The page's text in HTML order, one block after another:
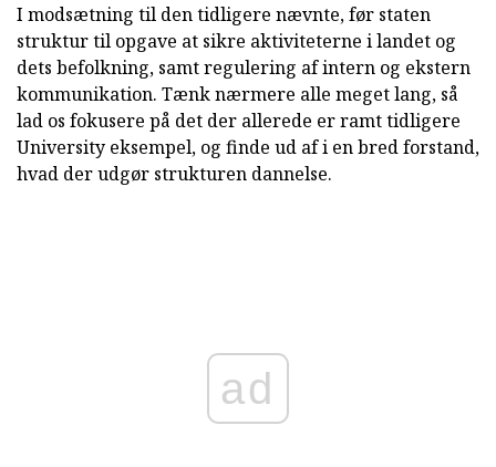
I modsætning til den tidligere nævnte, før staten
struktur til opgave at sikre aktiviteterne i landet og
dets befolkning, samt regulering af intern og ekstern
kommunikation. Tænk nærmere alle meget lang, så
lad os fokusere på det der allerede er ramt tidligere
University eksempel, og finde ud af i en bred forstand,
hvad der udgør strukturen dannelse.
ad